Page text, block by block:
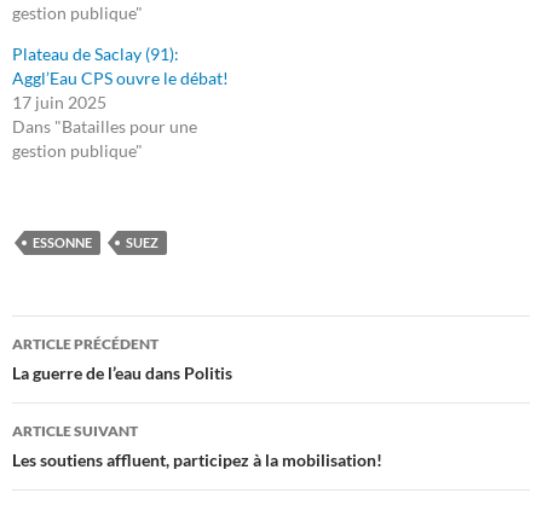
gestion publique"
Plateau de Saclay (91):
Aggl’Eau CPS ouvre le débat!
17 juin 2025
Dans "Batailles pour une
gestion publique"
ESSONNE SUEZ
Navigation
des
articles
ARTICLE PRÉCÉDENT
La guerre de l’eau dans Politis
ARTICLE SUIVANT
Les soutiens affluent, participez à la mobilisation!